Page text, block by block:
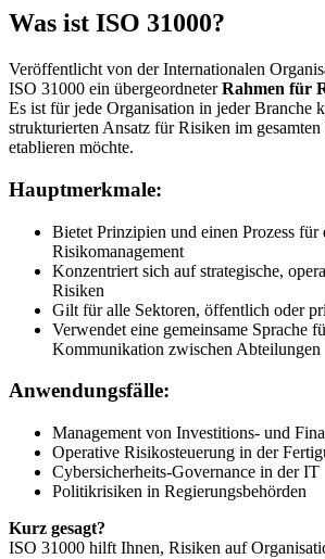
Was ist ISO 31000?
Veröffentlicht von der Internationalen
ISO 31000 ein übergeordneterRahmen für
Es ist für jede Organisation in jeder Branche
strukturierten Ansatz für Risiken im gesamten
etablieren möchte.
Hauptmerkmale:
Bietet Prinzipien und einen Prozess für
Risikomanagement
Konzentriert sich auf strategische,
Risiken
Gilt für alle Sektoren, öffentlich oder
Verwendet eine gemeinsame Sprache
Kommunikation zwischen Abteilungen
Anwendungsfälle:
Management von Investitions- und
Operative Risikosteuerung in der
Cybersicherheits-Governance in der IT
Politikrisiken in Regierungsbehörden
Kurz gesagt?
ISO 31000 hilft Ihnen, Risiken auf